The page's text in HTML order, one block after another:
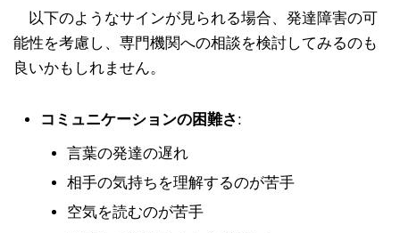
以下のようなサインが見られる場合、発達障害の可
能性を考慮し、専門機関への相談を検討してみるのも
良いかもしれません。
コミュニケーションの困難さ:
言葉の発達の遅れ
相手の気持ちを理解するのが苦手
空気を読むのが苦手